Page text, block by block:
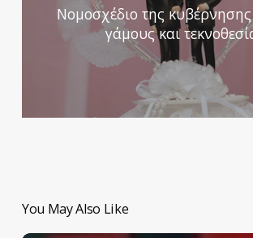
Νομοσχέδιο της κυβέρνησης
γάμους και
You May Also Like